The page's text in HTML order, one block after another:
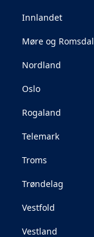
Innlandet
Møre og Romsdal
Nordland
Oslo
Rogaland
Telemark
Troms
Trøndelag
Vestfold
Vestland